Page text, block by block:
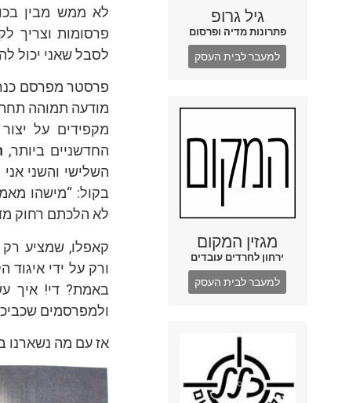
גיל גרופ
פתרונות מדיה ופרסום
למעבר לבית העסק
מגזין המקום
ירחון לחרדים עובדים
למעבר לבית העסק
לא ממש מבין
פרסומות וצריך
לסבל שאני יכול
פרסטר מפרסם
מודעה תמוהה
מקפידים על
החדשניים ביותר,
השלישי והשני
בקול: “מישהו
לא הלכתם רחוק
קאפלו, שמציע רק
ורק על ידי
באמת? די! איך
ולמפרסמים
אז עם מה נשארנו